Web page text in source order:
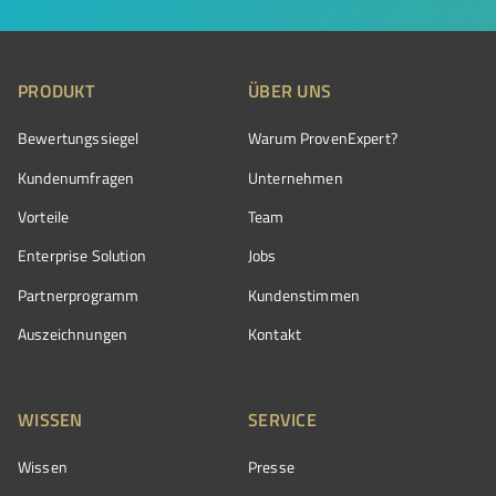
PRODUKT
Bewertungssiegel
Kundenumfragen
Vorteile
Enterprise Solution
Partnerprogramm
Auszeichnungen
ÜBER UNS
Warum ProvenExpert?
Unternehmen
Team
Jobs
Kundenstimmen
Kontakt
WISSEN
Wissen
SERVICE
Presse